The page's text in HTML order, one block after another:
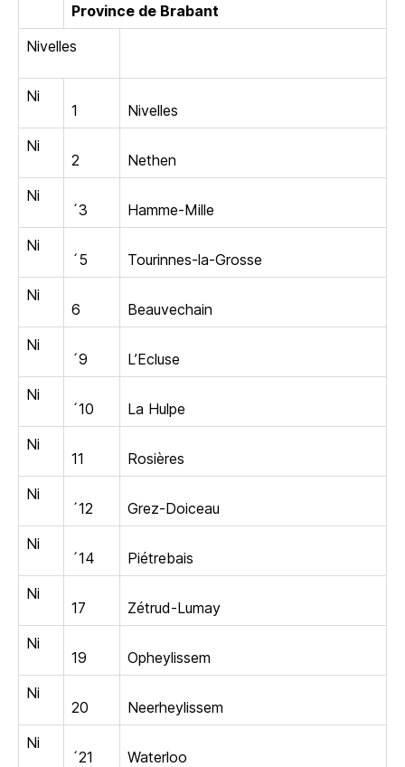
Province de Brabant
Nivelles
Ni
1
Nivelles
Ni
2
Nethen
Ni
´3
Hamme-Mille
Ni
´5
Tourinnes-la-Grosse
Ni
6
Beauvechain
Ni
´9
L’Ecluse
Ni
´10
La Hulpe
Ni
11
Rosières
Ni
´12
Grez-Doiceau
Ni
´14
Piétrebais
Ni
17
Zétrud-Lumay
Ni
19
Opheylissem
Ni
20
Neerheylissem
Ni
´21
Waterloo